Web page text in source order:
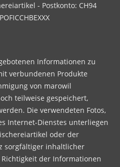
- Postkonto: CH94
Informationen zu
verbundenen Produkte
von marowil
teilweise gespeichert,
Die verwendeten Fotos,
Internet-Dienstes unterliegen
oder der
sorgfältiger inhaltlicher
der Informationen